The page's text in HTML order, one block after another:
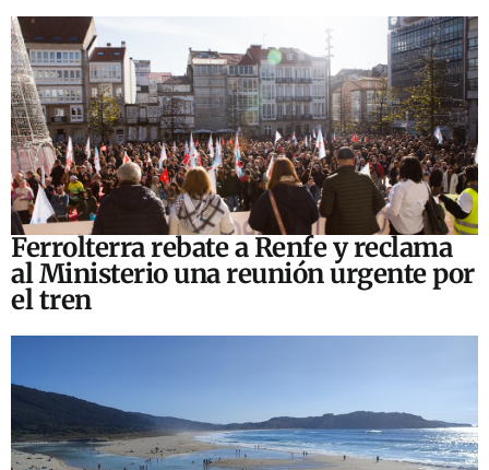
Ferrolterra rebate a Renfe y reclama
al Ministerio una reunión urgente por
el tren